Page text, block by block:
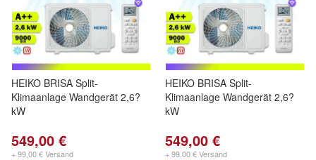
HEIKO BRISA Split-
Klimaanlage Wandgerät 2,6?
kW
549,00 €
+ 99,00 € Versand
HEIKO BRISA Split-
Klimaanlage Wandgerät 2,6?
kW
549,00 €
+ 99,00 € Versand